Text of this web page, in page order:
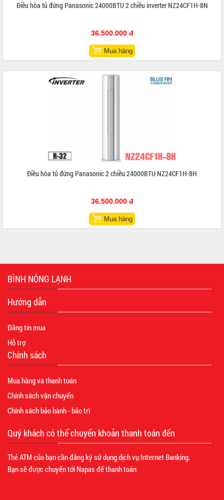
Điều hòa tủ đứng Panasonic 24000BTU 2 chiều inverter NZ24CF1H-8N
36.500.000 đ
Mua hàng
Điều hòa tủ đứng Panasonic 2 chiều 24000BTU NZ24CF1H-8H
36.500.000 đ
Mua hàng
BÌNH NÓNG LẠNH
Hướng dẫn
Đăng tin mua
Hỗ trợ
Chính sách
Mua hàng và thanh toán
Chính sách vận chuyển
Chính sách bảo hành - bảo trì
Quý khách có thể chuyển khoản thanh toán đến
Thẻ ATM của bạn cần đăng ký sử dụng dịch vụ Internet Banking.
Bạn sẽ được chuyển tới Napas để thanh toán